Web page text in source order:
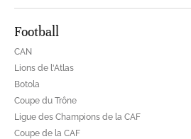
Football
CAN
Lions de l'Atlas
Botola
Coupe du Trône
Ligue des Champions de la CAF
Coupe de la CAF